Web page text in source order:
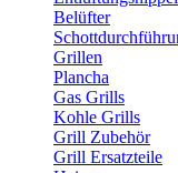
Belüfter
Grillen
Plancha
Gas Grills
Kohle Grills
Grill Zubehör
Grill Ersatzteile